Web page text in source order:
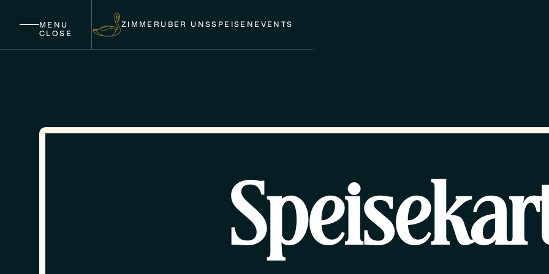
MENU
CLOSE
ZIMMER ÜBER UNSSPEISEN EVENTS